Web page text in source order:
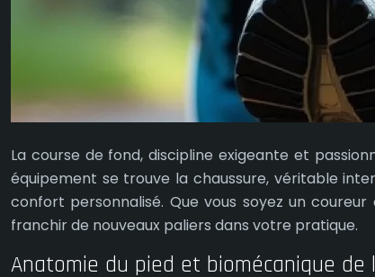
La course de fond, discipline exigeante et
équipement se trouve la chaussure, véritable
confort personnalisé. Que vous soyez un
franchir de nouveaux paliers dans votre pratique.
Anatomie du pied et biomécanique de